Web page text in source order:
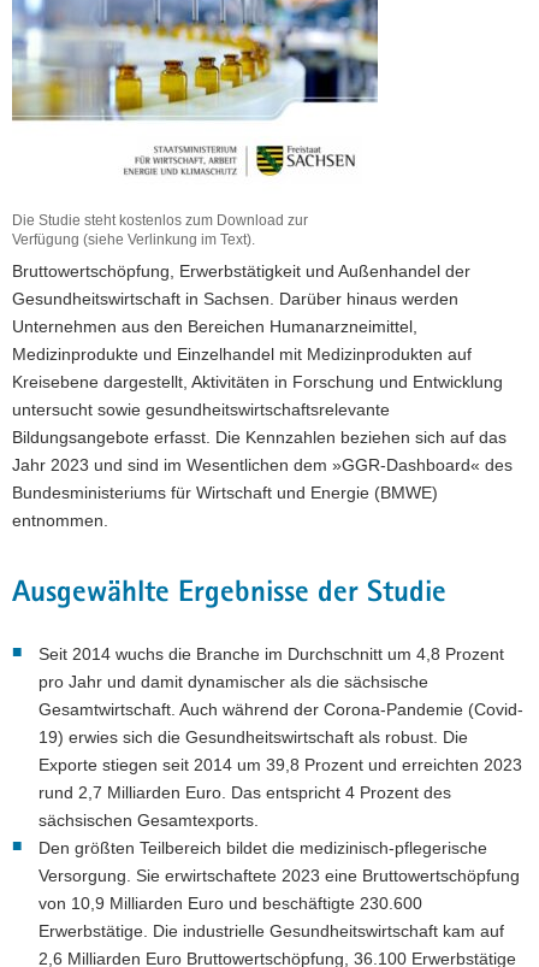
Die Studie steht kostenlos zum Download zur
Verfügung (siehe Verlinkung im Text).
Bruttowertschöpfung, Erwerbstätigkeit und Außenhandel der
Gesundheitswirtschaft in Sachsen. Darüber hinaus werden
Unternehmen aus den Bereichen Humanarzneimittel,
Medizinprodukte und Einzelhandel mit Medizinprodukten auf
Kreisebene dargestellt, Aktivitäten in Forschung und Entwicklung
untersucht sowie gesundheitswirtschaftsrelevante
Bildungsangebote erfasst. Die Kennzahlen beziehen sich auf das
Jahr 2023 und sind im Wesentlichen dem »GGR-Dashboard« des
Bundesministeriums für Wirtschaft und Energie (BMWE)
entnommen.
Ausgewählte Ergebnisse der Studie
Seit 2014 wuchs die Branche im Durchschnitt um 4,8 Prozent
pro Jahr und damit dynamischer als die sächsische
Gesamtwirtschaft. Auch während der Corona-Pandemie (Covid-
19) erwies sich die Gesundheitswirtschaft als robust. Die
Exporte stiegen seit 2014 um 39,8 Prozent und erreichten 2023
rund 2,7 Milliarden Euro. Das entspricht 4 Prozent des
sächsischen Gesamtexports.
Den größten Teilbereich bildet die medizinisch-pflegerische
Versorgung. Sie erwirtschaftete 2023 eine Bruttowertschöpfung
von 10,9 Milliarden Euro und beschäftigte 230.600
Erwerbstätige. Die industrielle Gesundheitswirtschaft kam auf
2,6 Milliarden Euro Bruttowertschöpfung, 36.100 Erwerbstätige